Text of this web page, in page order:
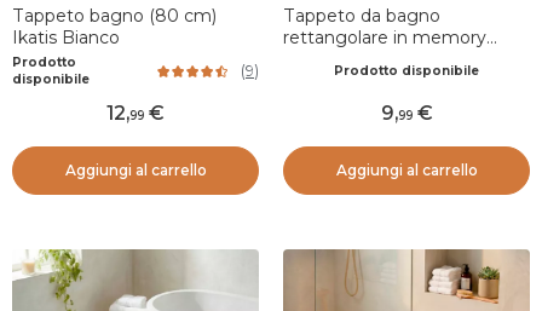
Tappeto bagno (80 cm)
Ikatis Bianco
Prodotto
disponibile
(9)
12,99
Aggiungi al carrello
Tappeto da bagno
rettangolare in memory
Grigio chiaro
Prodotto disponibile
9,99
Aggiungi al carrello